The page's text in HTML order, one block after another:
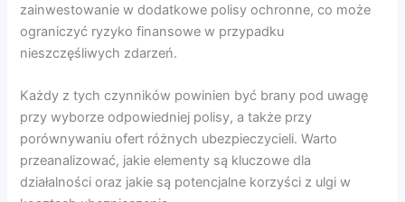
zainwestowanie w dodatkowe polisy ochronne, co może
ograniczyć ryzyko finansowe w przypadku
nieszczęśliwych zdarzeń.
Każdy z tych czynników powinien być brany pod uwagę
przy wyborze odpowiedniej polisy, a także przy
porównywaniu ofert różnych ubezpieczycieli. Warto
przeanalizować, jakie elementy są kluczowe dla
działalności oraz jakie są potencjalne korzyści z ulgi w